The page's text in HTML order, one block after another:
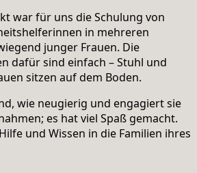
war für uns die Schulung von
in mehreren
junger Frauen. Die
dafür sind einfach – Stuhl und
sitzen auf dem Boden.
wie neugierig und engagiert sie
es hat viel Spaß gemacht.
und Wissen in die Familien ihres